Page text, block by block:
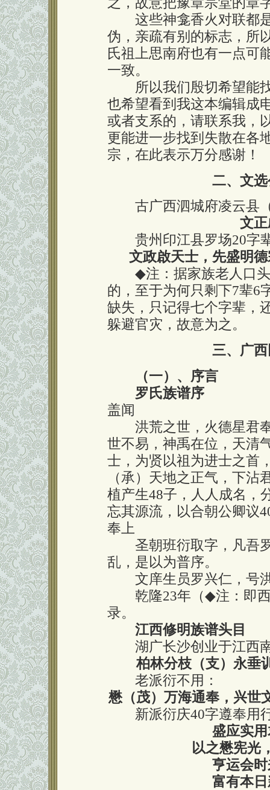
这些神龛香火对联都是
伪，亲疏有别的标志，所
氏祖上思南府也有一点可
一致。
所以我们殷切希望能找
也希望看到我这本编辑成
或者支系的，请联系我，
更能进一步找到失散在各
宗，在此表示万分感谢！
二、文
古广西泗城府凌云县（
文
贵州印江县罗场20字
文政啟天士，先盛明
◆注：据家族老人口
的，至于为何只剩下7辈6
缺失，只记得七个字辈，
躲避官灾，故意为之。
三、广
（一）、序言
罗氏族谱序
盖闻
洪荒之世，火德星君奉
世不易，神禹在位，天清
士，为贤以祖为进士之首
（承）天地之正气，下
植产生48子，人人成名，
忘其源流，以合朝公卿议
奉上
圣朝班衍取字，凡吾罗
乱，是以为普序。
文庠生员罗兴仁，号洪
乾隆23年（◆注：即
录。
江西修明族谱头目
湖广长沙创业于江西南
柏林分枝（支）永垂
老派衍不用：
懋（茂）万海通奉，兴世
新派衍庆40字遵奉用
盛应实
以之懋宪光
亨运会
富有本